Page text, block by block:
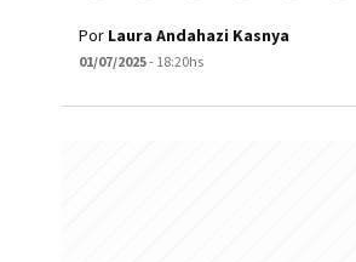
Por Laura Andahazi Kasnya
01/07/2025- 18:20hs